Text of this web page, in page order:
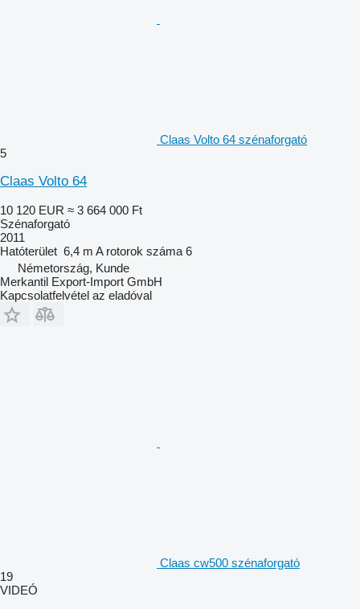
Claas Volto 64 szénaforgató
5
Claas Volto 64
10 120 EUR ≈ 3 664 000 Ft
Szénaforgató
2011
Hatóterület 6,4 m A rotorok száma 6
Németország, Kunde
Merkantil Export-Import GmbH
Kapcsolatfelvétel az eladóval
Claas cw500 szénaforgató
19
VIDEÓ